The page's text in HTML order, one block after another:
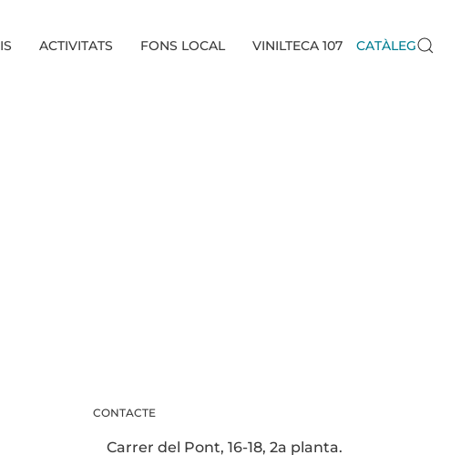
ACTIVITATS FONS LOCAL VINILTECA 107 CATÀLEG
CONTACTE
Carrer del Pont, 16-18, 2a planta.